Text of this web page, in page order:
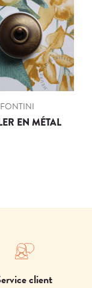
FONTINI
EN MÉTAL
client